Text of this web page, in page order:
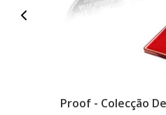
Proof - Colecção